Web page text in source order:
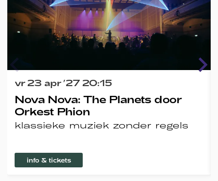
Nova Nova: The Planets door
Orkest Phion
klassieke muziek zonder regels
vr 23 apr ’27 20:15
info & tickets